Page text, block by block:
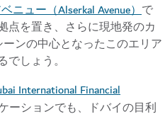
ニュー（Alserkal Avenue）で
点を置き、さらに現地発のカ
ンの中心となったこのエリア
しょう。
International Financial
ーションでも、ドバイの目利